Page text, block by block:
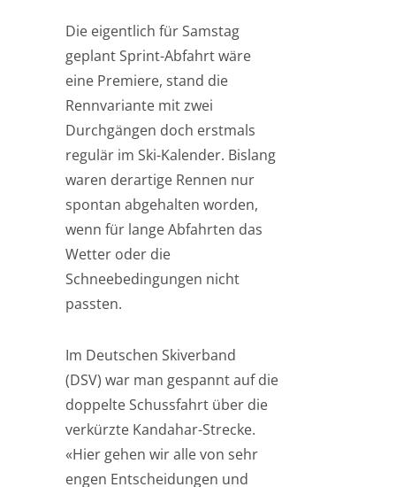
Die eigentlich für Samstag
geplant Sprint-Abfahrt wäre
eine Premiere, stand die
Rennvariante mit zwei
Durchgängen doch erstmals
regulär im Ski-Kalender. Bislang
waren derartige Rennen nur
spontan abgehalten worden,
wenn für lange Abfahrten das
Wetter oder die
Schneebedingungen nicht
passten.
Im Deutschen Skiverband
(DSV) war man gespannt auf die
doppelte Schussfahrt über die
verkürzte Kandahar-Strecke.
«Hier gehen wir alle von sehr
engen Entscheidungen und